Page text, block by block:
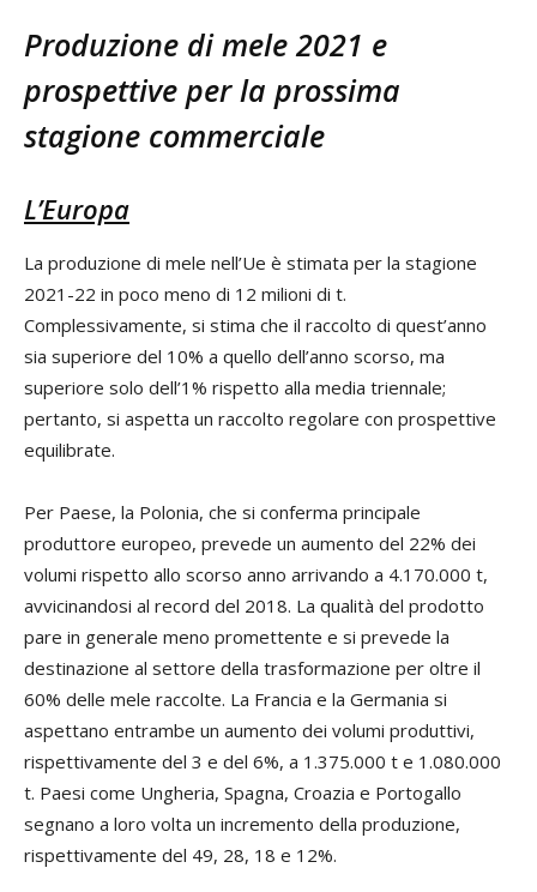
Produzione di mele 2021 e
prospettive per la prossima
stagione commerciale
L’Europa
La produzione di mele nell’Ue è stimata per la stagione
2021-22 in poco meno di 12 milioni di t.
Complessivamente, si stima che il raccolto di quest’anno
sia superiore del 10% a quello dell’anno scorso, ma
superiore solo dell’1% rispetto alla media triennale;
pertanto, si aspetta un raccolto regolare con prospettive
equilibrate.
Per Paese, la Polonia, che si conferma principale
produttore europeo, prevede un aumento del 22% dei
volumi rispetto allo scorso anno arrivando a 4.170.000 t,
avvicinandosi al record del 2018. La qualità del prodotto
pare in generale meno promettente e si prevede la
destinazione al settore della trasformazione per oltre il
60% delle mele raccolte. La Francia e la Germania si
aspettano entrambe un aumento dei volumi produttivi,
rispettivamente del 3 e del 6%, a 1.375.000 t e 1.080.000
t. Paesi come Ungheria, Spagna, Croazia e Portogallo
segnano a loro volta un incremento della produzione,
rispettivamente del 49, 28, 18 e 12%.